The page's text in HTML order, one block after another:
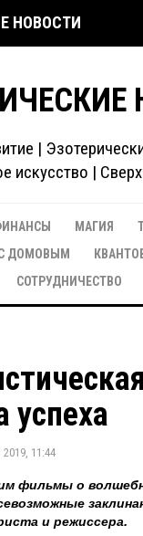
НОВОСТИ
|
искусство |
МАГИЯ
ДОМОВЫМ
СОТРУДНИЧЕСТВО
успеха
11:44
фильмы о
и режиссера.